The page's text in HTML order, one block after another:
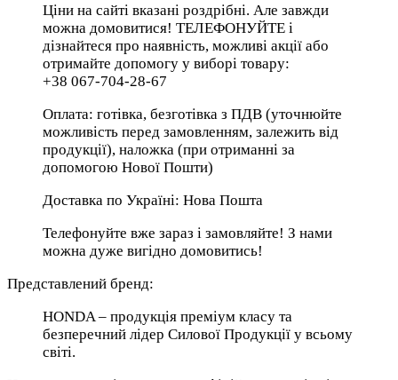
Ціни на сайті вказані роздрібні. Але завжди
можна домовитися! ТЕЛЕФОНУЙТЕ і
дізнайтеся про наявність, можливі акції або
отримайте допомогу у виборі товару:
+38 067-704-28-67
Оплата: готівка, безготівка з ПДВ (уточнюйте
можливість перед замовленням, залежить від
продукції), наложка (при отриманні за
допомогою Нової Пошти)
Доставка по Україні: Нова Пошта
Телефонуйте вже зараз і замовляйте! З нами
можна дуже вигідно домовитись!
Представлений бренд:
HONDA – продукція преміум класу та
безперечний лідер Силової Продукції у всьому
світі.